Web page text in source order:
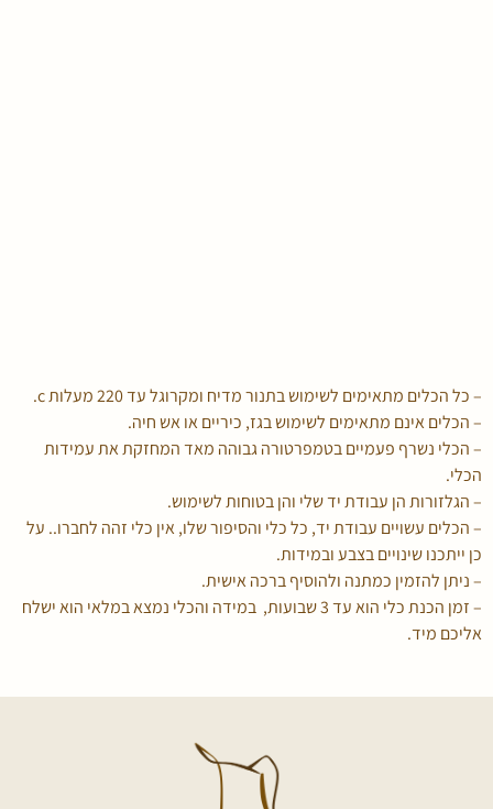
– כל הכלים מתאימים לשימוש בתנור מדיח ומקרוגל עד 220 מעלות c.
– הכלים אינם מתאימים לשימוש בגז, כיריים או אש חיה.
– הכלי נשרף פעמיים בטמפרטורה גבוהה מאד המחזקת את עמידות
הכלי.
– הגלזורות הן עבודת יד שלי והן בטוחות לשימוש.
– הכלים עשויים עבודת יד, כל כלי והסיפור שלו, אין כלי זהה לחברו.. על
כן ייתכנו שינויים בצבע ובמידות.
– ניתן להזמין כמתנה ולהוסיף ברכה אישית.
– זמן הכנת כלי הוא עד 3 שבועות, במידה והכלי נמצא במלאי הוא ישלח
אליכם מיד.